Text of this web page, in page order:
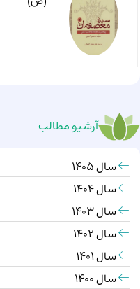
آرشیو مطالب
سال 1405
سال 1404
سال 1403
سال 1402
سال 1401
سال 1400